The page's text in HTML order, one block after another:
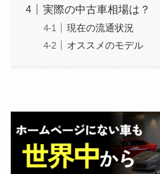
実際の中古車相場は？
現在の流通状況
オススメのモデル